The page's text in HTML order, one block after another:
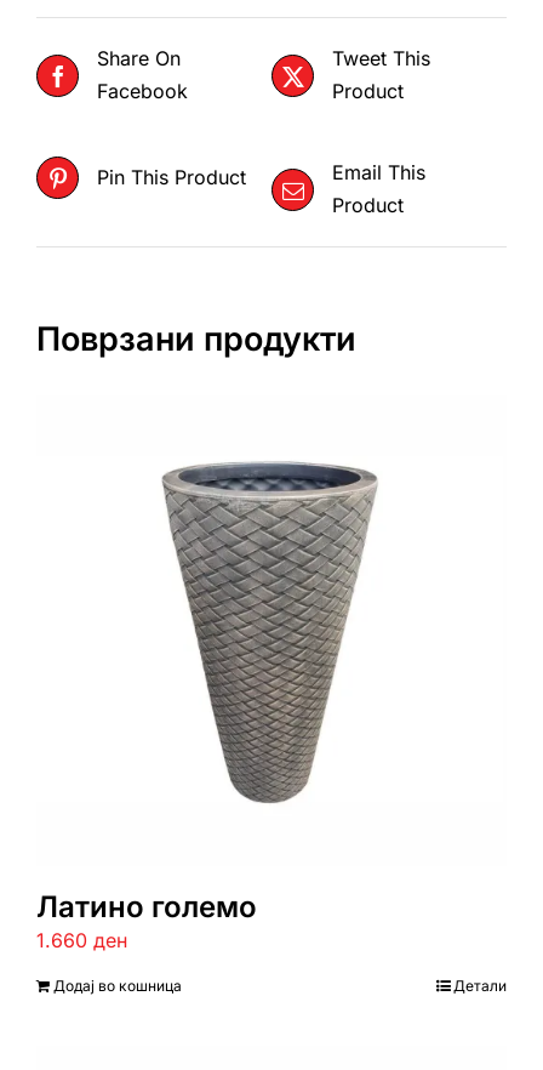
Share On
Facebook
Tweet This
Product
Pin This Product
Email This
Product
Поврзани продукти
Латино големо
1.660 ден
Додај во кошница Детали